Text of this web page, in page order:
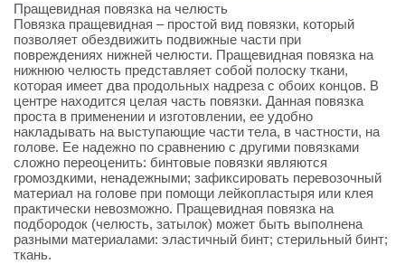
Пращевидная повязка на челюсть
Повязка пращевидная – простой вид повязки, который
позволяет обездвижить подвижные части при
повреждениях нижней челюсти. Пращевидная повязка на
нижнюю челюсть представляет собой полоску ткани,
которая имеет два продольных надреза с обоих концов. В
центре находится целая часть повязки. Данная повязка
проста в применении и изготовлении, ее удобно
накладывать на выступающие части тела, в частности, на
голове. Ее надежно по сравнению с другими повязками
сложно переоценить: бинтовые повязки являются
громоздкими, ненадежными; зафиксировать перевозочный
материал на голове при помощи лейкопластыря или клея
практически невозможно. Пращевидная повязка на
подбородок (челюсть, затылок) может быть выполнена
разными материалами: эластичный бинт; стерильный бинт;
ткань.